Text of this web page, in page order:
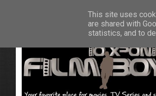
HOME ABOUT
This site uses
are shared with
statistics, and to